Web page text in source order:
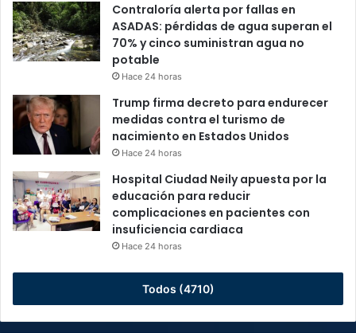
Contraloría alerta por fallas en
ASADAS: pérdidas de agua superan el
70% y cinco suministran agua no
potable
Hace 24 horas
Trump firma decreto para endurecer
medidas contra el turismo de
nacimiento en Estados Unidos
Hace 24 horas
Hospital Ciudad Neily apuesta por la
educación para reducir
complicaciones en pacientes con
insuficiencia cardiaca
Hace 24 horas
Todos (4710)